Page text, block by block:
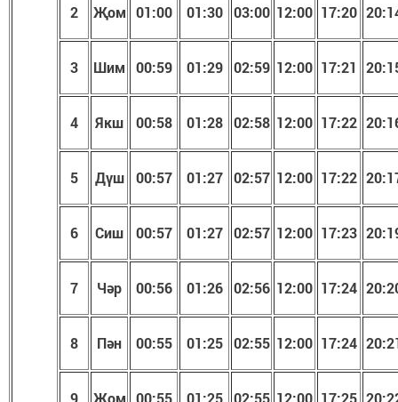
2 Җом 01:00 01:30 03:00 12:00 17:20
3 Шим 00:59 01:29 02:59 12:00 17:21
4 Якш 00:58 01:28 02:58 12:00 17:22
5 Дүш 00:57 01:27 02:57 12:00 17:22
6 Сиш 00:57 01:27 02:57 12:00 17:23
7 Чәр 00:56 01:26 02:56 12:00 17:24
8 Пән 00:55 01:25 02:55 12:00 17:24
9 Җом 00:55 01:25 02:55 12:00 17:25